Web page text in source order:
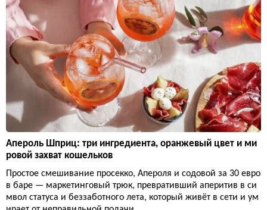
Апероль Шприц: три ингредиента, оранжевый цвет и ми
ровой захват кошельков
Простое смешивание просекко, Апероля и содовой за 30 евро
в баре — маркетинговый трюк, превративший аперитив в си
мвол статуса и беззаботного лета, который живёт в сети и ум